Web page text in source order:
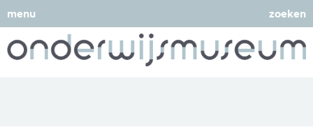
menu zoeken